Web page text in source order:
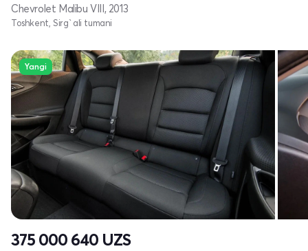
Chevrolet Malibu VIII, 2013
Toshkent, Sirg`ali tumani
Yangi
375 000 640 UZS